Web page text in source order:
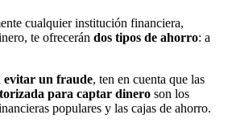
cualquier institución financiera,
te ofrecerán dos tipos de ahorro: a
evitar un fraude, ten en cuenta que las
para captar dinero son los
populares y las cajas de ahorro.